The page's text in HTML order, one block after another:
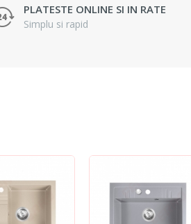
PLATESTE ONLINE SI IN RATE
Simplu si rapid